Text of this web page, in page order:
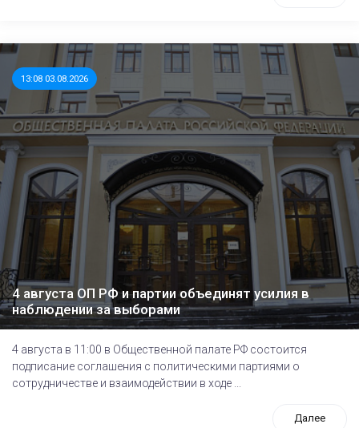
13:08 03.08.2026
4 августа ОП РФ и партии объединят усилия в
наблюдении за выборами
4 августа в 11:00 в Общественной палате РФ состоится
подписание соглашения с политическими партиями о
сотрудничестве и взаимодействии в ходе ...
Далее